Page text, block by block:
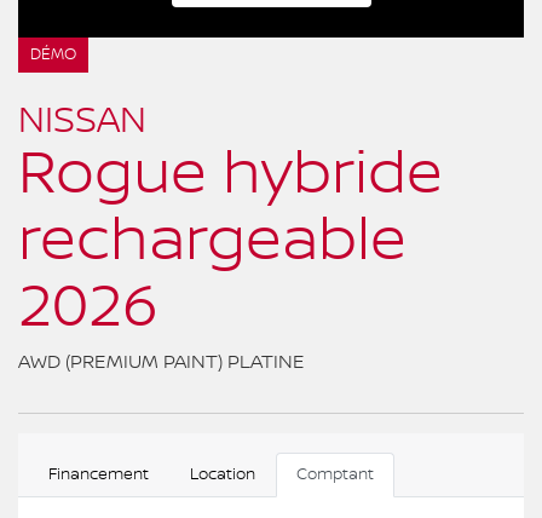
DÉMO
NISSAN
Rogue hybride
rechargeable
2026
AWD (PREMIUM PAINT) PLATINE
Financement Location Comptant